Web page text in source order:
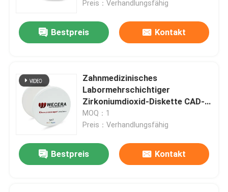
Preis：Verhandlungsfähig
Bestpreis Kontakt
Zahnmedizinisches
Labormehrschichtiger
Zirkoniumdioxid-Diskette CAD-
Nocken super hohe
lichtdurchlässige 98*22mm
MOQ：1
Preis：Verhandlungsfähig
Bestpreis Kontakt